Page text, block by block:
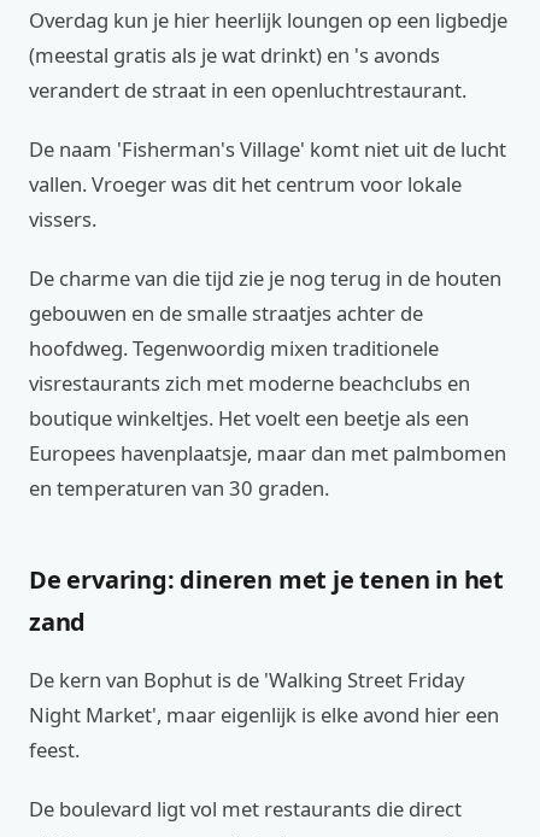
Overdag kun je hier heerlijk loungen op een ligbedje
(meestal gratis als je wat drinkt) en 's avonds
verandert de straat in een openluchtrestaurant.
De naam 'Fisherman's Village' komt niet uit de lucht
vallen. Vroeger was dit het centrum voor lokale
vissers.
De charme van die tijd zie je nog terug in de houten
gebouwen en de smalle straatjes achter de
hoofdweg. Tegenwoordig mixen traditionele
visrestaurants zich met moderne beachclubs en
boutique winkeltjes. Het voelt een beetje als een
Europees havenplaatsje, maar dan met palmbomen
en temperaturen van 30 graden.
De ervaring: dineren met je tenen in het
zand
De kern van Bophut is de 'Walking Street Friday
Night Market', maar eigenlijk is elke avond hier een
feest.
De boulevard ligt vol met restaurants die direct